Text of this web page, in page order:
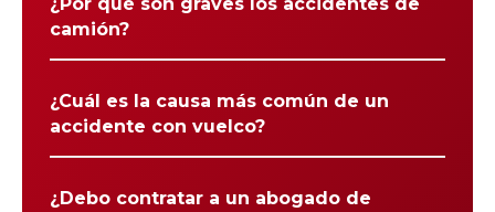
camión?
¿Cuál es la causa más común de un
accidente con vuelco?
¿Debo contratar a un abogado de